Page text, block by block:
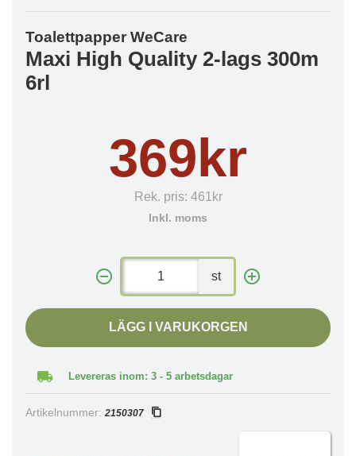
Toalettpapper WeCare
Maxi High Quality 2-lags 300m
6rl
369kr
Rek. pris: 461kr
Inkl. moms
st
LÄGG I VARUKORGEN
Levereras inom: 3 - 5 arbetsdagar
Artikelnummer: 2150307